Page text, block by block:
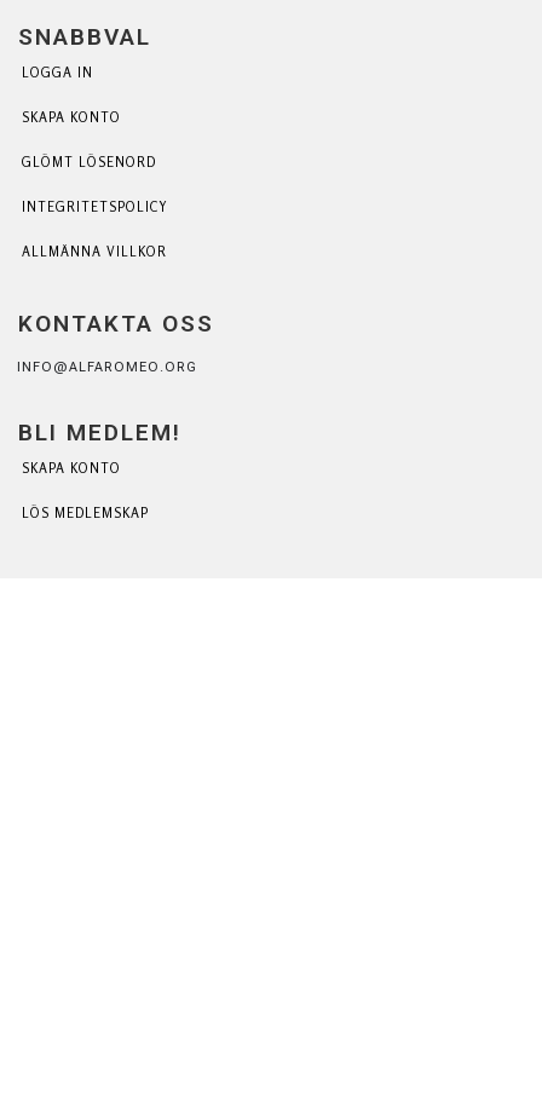
SNABBVAL
LOGGA IN
SKAPA KONTO
GLÖMT LÖSENORD
INTEGRITETSPOLICY
ALLMÄNNA VILLKOR
KONTAKTA OSS
INFO@ALFAROMEO.ORG
BLI MEDLEM!
SKAPA KONTO
LÖS MEDLEMSKAP